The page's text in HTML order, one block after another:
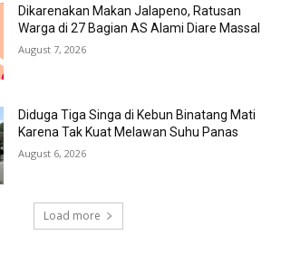
Dikarenakan Makan Jalapeno, Ratusan
Warga di 27 Bagian AS Alami Diare Massal
August 7, 2026
Diduga Tiga Singa di Kebun Binatang Mati
Karena Tak Kuat Melawan Suhu Panas
August 6, 2026
Load more